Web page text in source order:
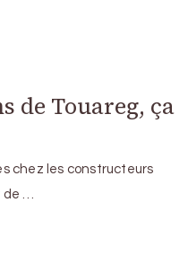
de Touareg, ça
chez les constructeurs
…